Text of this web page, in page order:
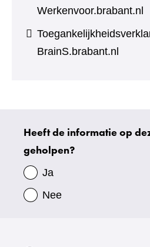
Werkenvoor.brabant.nl
BrainS.brabant.nl
Uw
gegevens
Heeft de informatie op
geholpen?
Ja
Nee